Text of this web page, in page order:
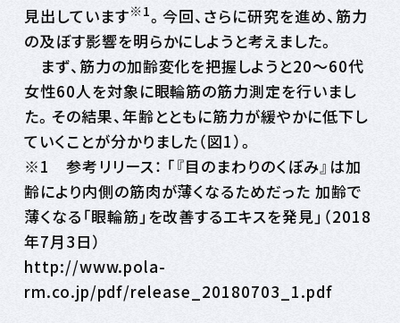
見出しています※1。今回、さらに研究を進め、筋力
の及ぼす影響を明らかにしようと考えました。
まず、筋力の加齢変化を把握しようと20〜60代
女性60人を対象に眼輪筋の筋力測定を行いまし
た。その結果、年齢とともに筋力が緩やかに低下し
ていくことが分かりました（図1）。
※1 参考リリース： 「『目のまわりのくぼみ』は加
齢により内側の筋肉が薄くなるためだった 加齢で
薄くなる「眼輪筋」を改善するエキスを発見」（2018
年7月3日）
http://www.pola-
rm.co.jp/pdf/release_20180703_1.pdf